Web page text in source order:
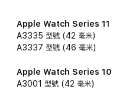
Apple Watch Series 11
A3335 型號 (42 毫米)
A3337 型號 (46 毫米)
Apple Watch Series 10
A3001 型號 (42 毫米)